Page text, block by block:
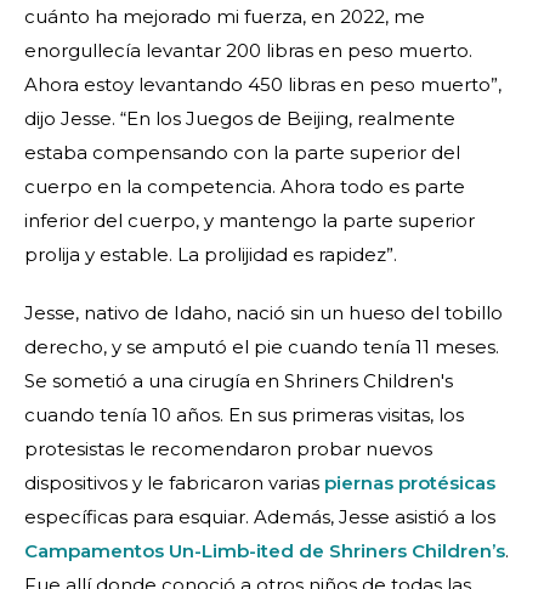
cuánto ha mejorado mi fuerza, en 2022, me
enorgullecía levantar 200 libras en peso muerto.
Ahora estoy levantando 450 libras en peso muerto”,
dijo Jesse. “En los Juegos de Beijing, realmente
estaba compensando con la parte superior del
cuerpo en la competencia. Ahora todo es parte
inferior del cuerpo, y mantengo la parte superior
prolija y estable. La prolijidad es rapidez”.
Jesse, nativo de Idaho, nació sin un hueso del tobillo
derecho, y se amputó el pie cuando tenía 11 meses.
Se sometió a una cirugía en Shriners Children's
cuando tenía 10 años. En sus primeras visitas, los
protesistas le recomendaron probar nuevos
dispositivos y le fabricaron varias piernas protésicas
específicas para esquiar. Además, Jesse asistió a los
Campamentos Un-Limb-ited de Shriners Children’s.